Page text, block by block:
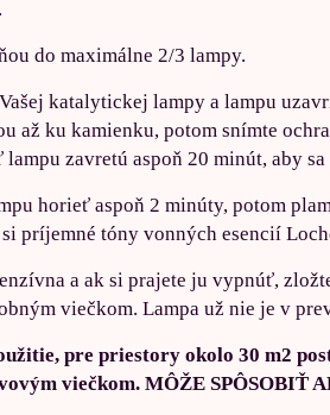
do maximálne 2/3 lampy.
katalytickej lampy a lampu
až ku kamienku, potom snímte
zavretú aspoň 20 minút, aby
horieť aspoň 2 minúty, potom
príjemné tóny vonných esencií
a ak si prajete ju vypnúť,
viečkom. Lampa už nie je v
pre priestory okolo 30 m2
viečkom. MÔŽE SPÔSOBIŤ